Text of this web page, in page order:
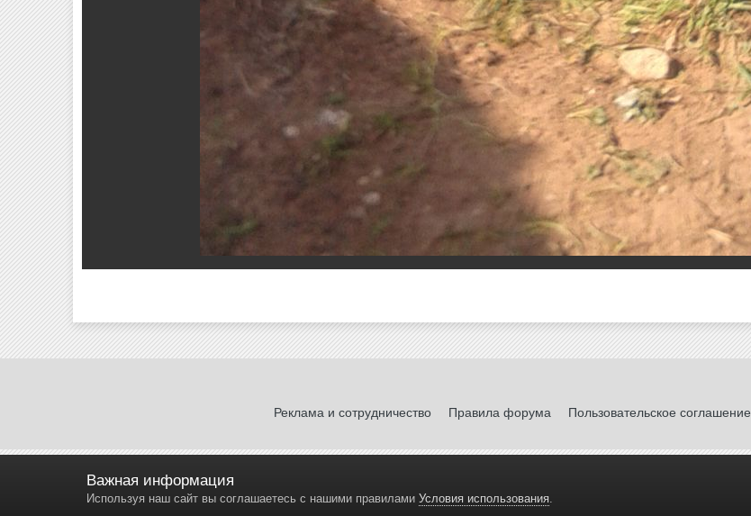
Реклама и сотрудничество Правила форума Пользовательское соглашение
Важная информация
Используя наш сайт вы соглашаетесь с нашими правилами Условия использования.